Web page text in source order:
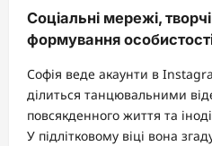
Соціальні мережі,
формування
Софія веде акаунти в
ділиться танцювальними
повсякденного життя та
У підлітковому віці вона